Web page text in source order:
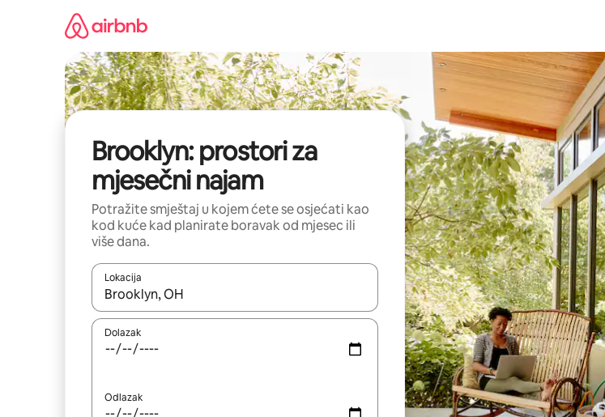
Brooklyn: prostori za
mjesečni najam
Potražite smještaj u kojem ćete se osjećati kao
kod kuće kad planirate boravak od mjesec ili
više dana.
Lokacija
Kada budu dostupni rezultati, moći ćete ih pregledati koristeći se strelicama prema gore i
Dolazak
Odlazak